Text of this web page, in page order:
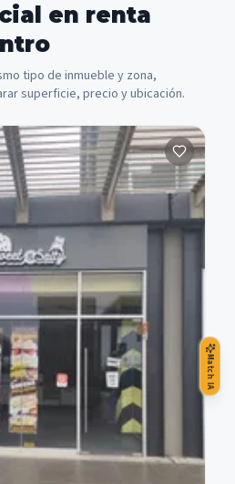
Match IA
en renta
tipo de inmueble y zona,
superficie, precio y ubicación.